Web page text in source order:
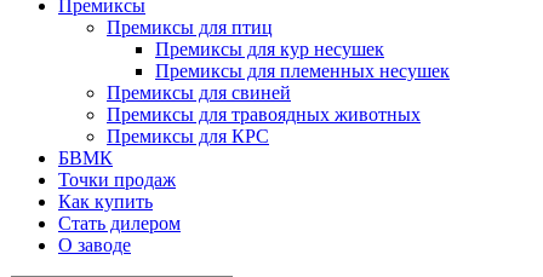
Премиксы
Премиксы для птиц
Премиксы для кур несушек
Премиксы для племенных несушек
Премиксы для свиней
Премиксы для травоядных животных
Премиксы для КРС
БВМК
Точки продаж
Как купить
Стать дилером
О заводе